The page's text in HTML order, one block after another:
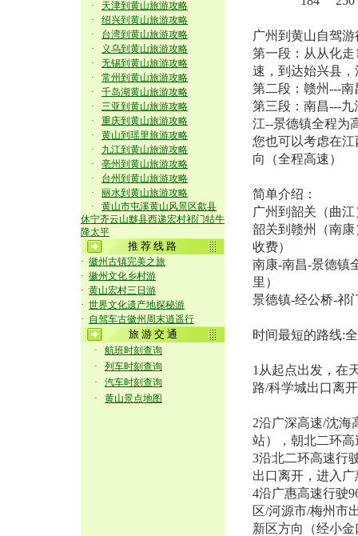
·
天津到黄山旅游攻略
·
绍兴到黄山旅游攻略
·
台湾到黄山旅游攻略
·
义乌到黄山旅游攻略
·
无锡到黄山旅游攻略
·
常州到黄山旅游攻略
·
千岛湖黄山旅游攻略
·
三亚到黄山旅游攻略
·
重庆到黄山旅游攻略
·
黄山到瑶里旅游攻略
·
九江到黄山旅游攻略
·
亳州到黄山旅游攻略
·
台州到黄山旅游攻略
·
丽水到黄山旅游攻略
·
黄山市屯溪黄山风景区歙县
休宁齐云山黟县西递宏村祁门牯牛
降太平
推 荐 线 路
· 徽州古镇完美之旅
· 徽州文化乡村游
· 黄山宏村三日游
· 世界文化遗产地探秘游
· 自驾车古徽州周末逍遥行
旅 游 交 通
·
航班时刻查询
·
列车时刻查询
·
汽车时刻查询
·
黄山景点地图
广州到黄山自驾
第一段：从从化
速，到达始兴县
第二段：赣州---
第三段：南昌---
江--景德镇全程为
您也可以考虑在
向（全程高速）
简单介绍：
广州到韶关（曲
韶关到赣州（南
收费）
南康-南昌-景德镇
里）
景德镇-经公桥-祁
时间最短的路线:
1从起点出发，在
路/科学城出口离
2沿广深高速/沈海
站），朝北二环
3沿北二环高速行
出口离开，进入广
4沿广惠高速行驶
区/河源市/梅州市
新区方向（经小